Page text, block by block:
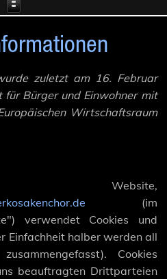
zuletzt am 16. Februar
Bürger und Einwohner mit
Wirtschaftsraum
Website,
(im
verwendet Cookies und
Einfachheit halber werden all
Cookies
beauftragten Drittparteien